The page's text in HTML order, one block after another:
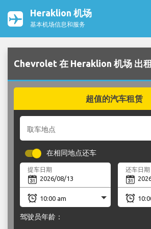
Heraklion 机场
基本机场信息和服务
Chevrolet 在 Heraklion 机场 出租
超值的汽车租赁
取车地点
在相同地点还车
提车日期 还车日期
驾驶员年龄：